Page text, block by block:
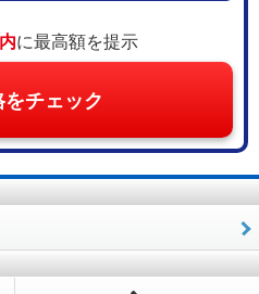
に最高額を提示
チェック